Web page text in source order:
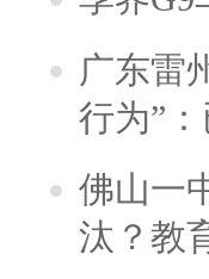
广东雷
行为”
佛山一
汰？教